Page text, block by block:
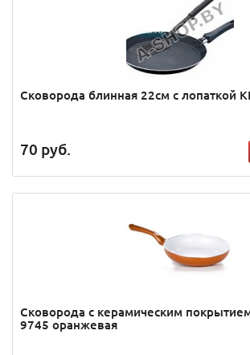
Сковорода блинная 22см с лопаткой
70 руб.
Сковорода с керамическим
9745 оранжевая